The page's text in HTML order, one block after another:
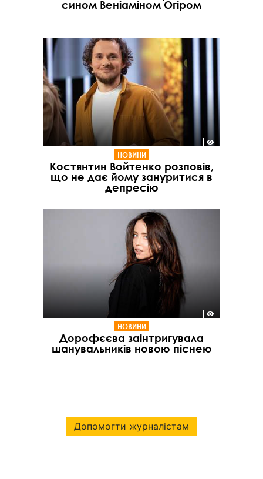
сином Веніаміном Огіром
НОВИНИ
Костянтин Войтенко розповів,
що не дає йому зануритися в
депресію
НОВИНИ
Дорофєєва заінтригувала
шанувальників новою піснею
Допомогти журналістам